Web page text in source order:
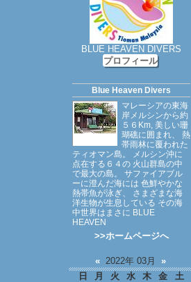
BLUE HEAVEN DIVERS
プロフィール
Blue Heaven Divers
マレーシアの東海
岸メルシンから約
５６Km, 美しい珊
瑚礁に囲まれ、 熱
帯雨林に覆われた
ティオマン島。 メルシン沖に
点在する６４の 火山群島の中
で最大の島。 サファイアブル
ーに澄んだ海には 色鮮やかな
熱帯魚が泳ぎ、 さまざまな海
洋生物が生息している その海
中世界はまさに BLUE
HEAVEN
>>ホームページへ
« 2022年 03月 »
日
月 火 水 木 金
土